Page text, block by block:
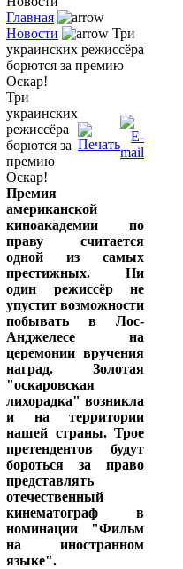
Главная
Новости
Три
украинских режиссёра
борются за премию
Оскар!
Три
украинских
режиссёра
борются за
премию
Оскар!
Премия
американской
киноакадемии по
праву считается
одной из самых
престижных. Ни
один режиссёр не
упустит возможности
побывать в Лос-
Анджелесе на
церемонии вручения
наград. Золотая
"оскаровская
лихорадка" возникла
и на территории
нашей страны. Трое
претендентов будут
бороться за право
представлять
отечественный
кинематограф в
номинации "Фильм
на иностранном
языке".